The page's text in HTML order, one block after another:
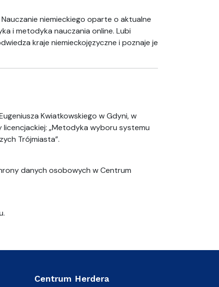
niemieckiego oparte o aktualne
i metodyka nauczania online. Lubi
kraje niemieckojęzyczne i poznaje je
Kwiatkowskiego w Gdyni, w
„Metodyka wyboru systemu
Trójmiasta”.
danych osobowych w Centrum
Centrum Herdera